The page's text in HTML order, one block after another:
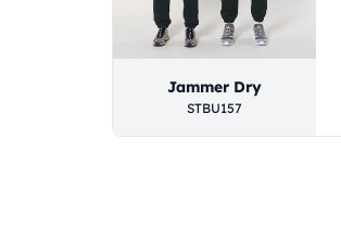
Jammer Dry
STBU157